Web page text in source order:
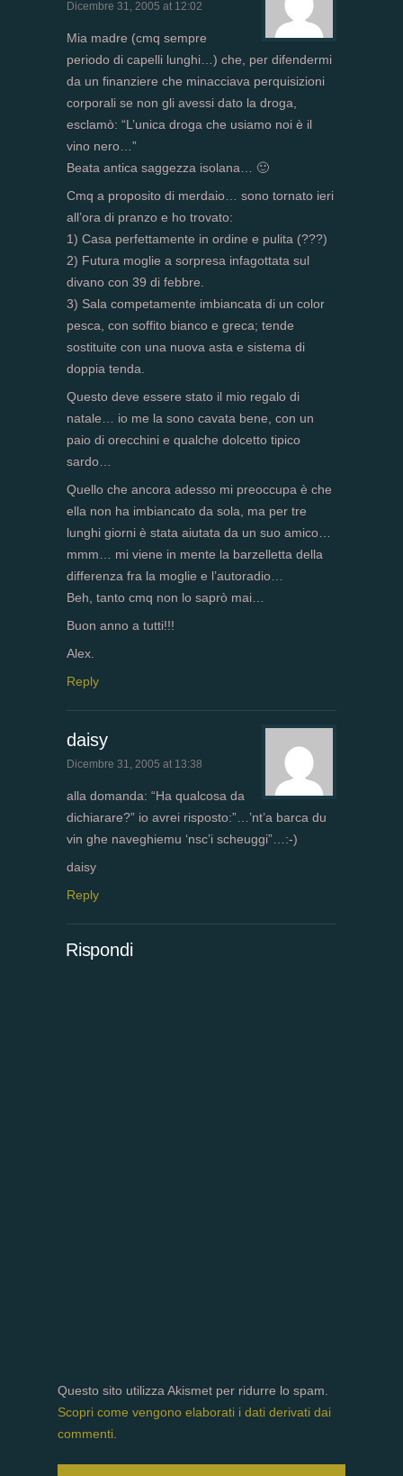
Dicembre 31, 2005 at 12:02
Mia madre (cmq sempre
periodo di capelli lunghi…) che, per difendermi
da un finanziere che minacciava perquisizioni
corporali se non gli avessi dato la droga,
esclamò: “L’unica droga che usiamo noi è il
vino nero…”
Beata antica saggezza isolana… 🙂
Cmq a proposito di merdaio… sono tornato ieri
all’ora di pranzo e ho trovato:
1) Casa perfettamente in ordine e pulita (???)
2) Futura moglie a sorpresa infagottata sul
divano con 39 di febbre.
3) Sala competamente imbiancata di un color
pesca, con soffito bianco e greca; tende
sostituite con una nuova asta e sistema di
doppia tenda.
Questo deve essere stato il mio regalo di
natale… io me la sono cavata bene, con un
paio di orecchini e qualche dolcetto tipico
sardo…
Quello che ancora adesso mi preoccupa è che
ella non ha imbiancato da sola, ma per tre
lunghi giorni è stata aiutata da un suo amico…
mmm… mi viene in mente la barzelletta della
differenza fra la moglie e l’autoradio…
Beh, tanto cmq non lo saprò mai…
Buon anno a tutti!!!
Alex.
Reply
daisy
Dicembre 31, 2005 at 13:38
alla domanda: “Ha qualcosa da
dichiarare?” io avrei risposto:”…’nt’a barca du
vin ghe naveghiemu ‘nsc’i scheuggi”…:-)
daisy
Reply
Rispondi
Questo sito utilizza Akismet per ridurre lo spam.
Scopri come vengono elaborati i dati derivati dai
commenti.